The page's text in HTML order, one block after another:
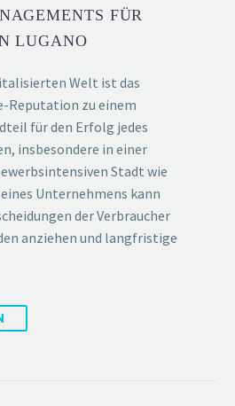
FÜR
LUGANO
Welt ist das
Reputation zu einem
für den Erfolg jedes
insbesondere in einer
Stadt wie
Unternehmens kann
der Verbraucher
anziehen und langfristige